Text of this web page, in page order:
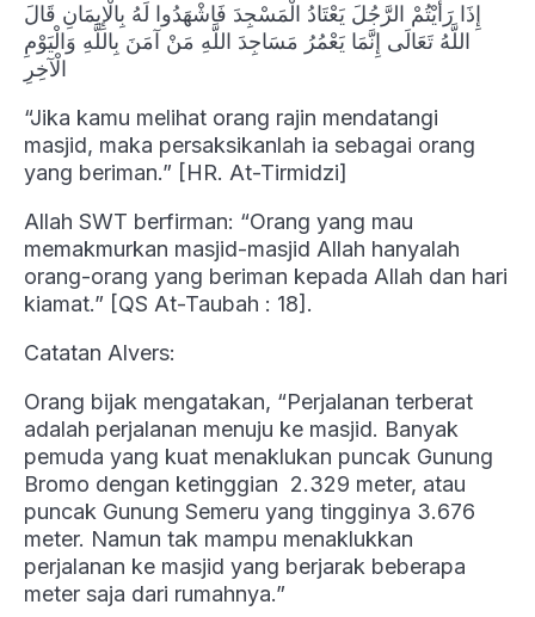
إِذَا رَأَيْتُمْ الرَّجُلَ يَعْتَادُ الْمَسْجِدَ فَاشْهَدُوا لَهُ بِالْإِيمَانِ قَالَ
اللَّهُ تَعَالَى إِنَّمَا يَعْمُرُ مَسَاجِدَ اللَّهِ مَنْ آمَنَ بِاللَّهِ وَالْيَوْمِ
الْآخِرِ
“Jika kamu melihat orang rajin mendatangi
masjid, maka persaksikanlah ia sebagai orang
yang beriman.” [HR. At-Tirmidzi]
Allah SWT berfirman: “Orang yang mau
memakmurkan masjid-masjid Allah hanyalah
orang-orang yang beriman kepada Allah dan hari
kiamat.” [QS At-Taubah : 18].
Catatan Alvers:
Orang bijak mengatakan, “Perjalanan terberat
adalah perjalanan menuju ke masjid. Banyak
pemuda yang kuat menaklukan puncak Gunung
Bromo dengan ketinggian 2.329 meter, atau
puncak Gunung Semeru yang tingginya 3.676
meter. Namun tak mampu menaklukkan
perjalanan ke masjid yang berjarak beberapa
meter saja dari rumahnya.”